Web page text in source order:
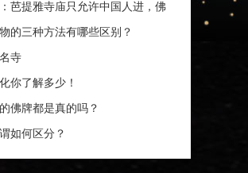
僧
芭提雅寺庙只允许中国人进，佛
多倍！
的三种方法有哪些区别？
寺
你了解多少！
佛牌都是真的吗？
如何区分？